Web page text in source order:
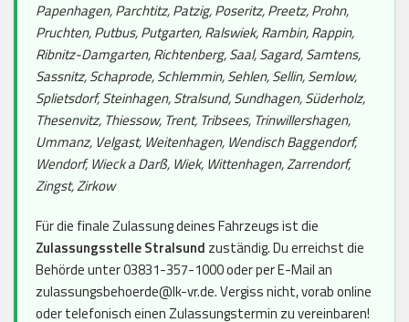
Papenhagen, Parchtitz, Patzig, Poseritz, Preetz, Prohn,
Pruchten, Putbus, Putgarten, Ralswiek, Rambin, Rappin,
Ribnitz-Damgarten, Richtenberg, Saal, Sagard, Samtens,
Sassnitz, Schaprode, Schlemmin, Sehlen, Sellin, Semlow,
Splietsdorf, Steinhagen, Stralsund, Sundhagen, Süderholz,
Thesenvitz, Thiessow, Trent, Tribsees, Trinwillershagen,
Ummanz, Velgast, Weitenhagen, Wendisch Baggendorf,
Wendorf, Wieck a Darß, Wiek, Wittenhagen, Zarrendorf,
Zingst, Zirkow
Für die finale Zulassung deines Fahrzeugs ist die
Zulassungsstelle Stralsund zuständig. Du erreichst die
Behörde unter 03831-357-1000 oder per E-Mail an
zulassungsbehoerde@lk-vr.de. Vergiss nicht, vorab online
oder telefonisch einen Zulassungstermin zu vereinbaren!